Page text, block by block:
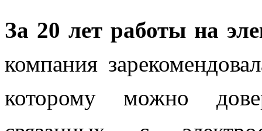
За 20 лет работы на
компания
которому можно